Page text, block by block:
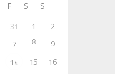
F S S
31 1
2
7 8
9
14 15
16